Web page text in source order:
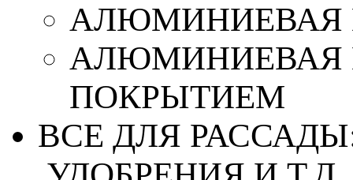
АЛЮМИНИЕВАЯ
АЛЮМИНИЕВАЯ
ПОКРЫТИЕМ
ВСЕ ДЛЯ